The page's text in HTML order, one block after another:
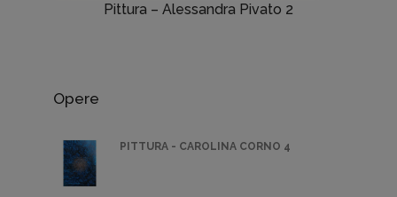
Pittura – Alessandra Pivato 2
Opere
PITTURA - CAROLINA CORNO 4